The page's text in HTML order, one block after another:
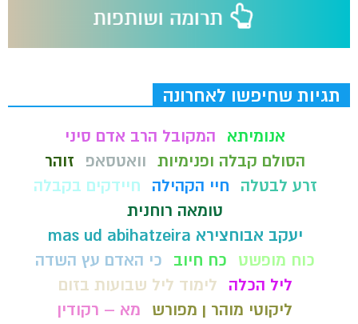
תגיות שחיפשו לאחרונה
אנומיתא
המקובל הרב אדם סיני
הסולם קבלה ופנימיות וואטסאפ
זוהר
זרע לבטלה
חיי הקהילה
חיידקים בקבלה
טומאה רוחנית
יעקב אבוחצירא mas ud abihatzeira
כוח מופשט
כח חיוב
כי האדם עץ השדה
ליל הכלה
לימוד ליל שבועות בזום
ליקוטי מוהר ן מפורש
מא – רקודין